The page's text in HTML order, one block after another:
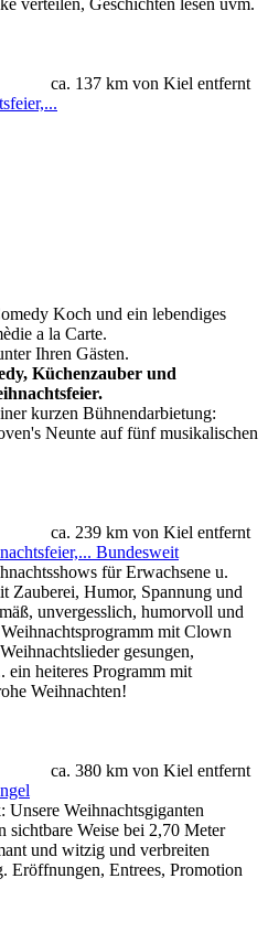
ca. 137 km von Kiel entfernt
Koch und ein lebendiges
a la Carte.
Ihren Gästen.
Küchenzauber und
kurzen Bühnendarbietung:
Neunte auf fünf musikalischen
ca. 239 km von Kiel entfernt
Bundesweit
für Erwachsene u.
Zauberei, Humor, Spannung und
unvergesslich, humorvoll und
mit Clown
gesungen,
ein heiteres Programm mit
Weihnachten!
ca. 380 km von Kiel entfernt
Weihnachtsgiganten
sichtbare Weise bei 2,70 Meter
und witzig und verbreiten
Eröffnungen, Entrees, Promotion